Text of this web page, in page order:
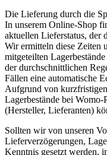
Die Lieferung durch die
In unserem Online-Shop
aktuellen Lieferstatus, der
Wir ermitteln diese Zeiten
mitgeteilten
der durchschnittlichen
Fällen eine automatische
Aufgrund von
Lagerbestände bei Womo-
(Hersteller, Lieferanten)
Sollten wir von unseren
Lieferverzögerungen,
Kenntnis gesetzt werden,